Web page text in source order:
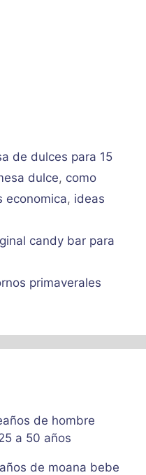
de dulces para 15
dulce, como
economica, ideas
candy bar para
primaverales
de hombre
a 50 años
de moana bebe